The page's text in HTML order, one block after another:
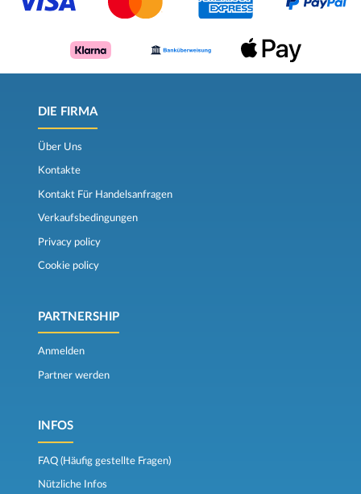
DIE FIRMA
Über Uns
Kontakte
Kontakt Für Handelsanfragen
Verkaufsbedingungen
Privacy policy
Cookie policy
PARTNERSHIP
Anmelden
Partner werden
INFOS
FAQ (Häufig gestellte Fragen)
Nützliche Infos